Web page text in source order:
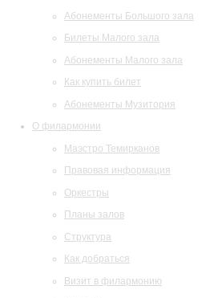
Абонементы Большого зала
Билеты Малого зала
Абонементы Малого зала
Как купить билет
Абонементы Музитория
О филармонии
Маэстро Темирканов
Правовая информация
Оркестры
Планы залов
Структура
Как добраться
Визит в филармонию